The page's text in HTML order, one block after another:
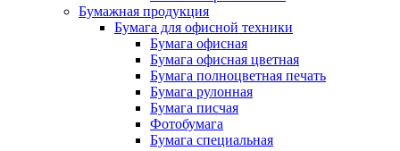
Бумажная продукция
Бумага для офисной техники
Бумага офисная
Бумага офисная цветная
Бумага полноцветная печать
Бумага рулонная
Бумага писчая
Фотобумага
Бумага специальная